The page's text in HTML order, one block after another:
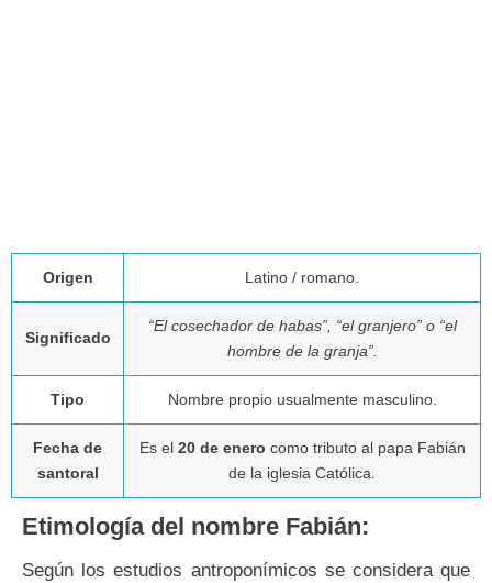
Origen Latino / romano.
Significado
“El cosechador de habas”, “el granjero” o “el
hombre de la granja”.
Tipo Nombre propio usualmente masculino.
Fecha de
santoral
Es el 20 de enero como tributo al papa Fabián
de la iglesia Católica.
Etimología del nombre Fabián:
Según los estudios antroponímicos se considera que